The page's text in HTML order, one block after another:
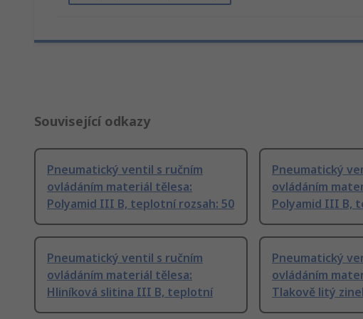
Související odkazy
Pneumatický ventil s ručním
ovládáním materiál tělesa:
Polyamid III B, teplotní rozsah: 50
Pneumatický
ovládáním
Polyamid III B,
Pneumatický ventil s ručním
ovládáním materiál tělesa:
Hliníková slitina III B, teplotní
Pneumatický
ovládáním
Tlakově litý